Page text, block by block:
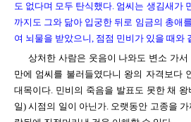
도 없다며 모두 탄식했다. 엄씨는 생김새가
까지도 그와 닮아 입궁한 뒤로 임금의 총애
여 뇌물을 받았으니, 점점 민비가 있을 때와
상처한 사람은 웃음이 나와도 변소 가
만에 엄씨를 불러들였다니 왕의 자격보다
대목이다. 민비의 죽음을 발표도 못한 채
일) 시점의 일이 아닌가. 오랫동안 고종을